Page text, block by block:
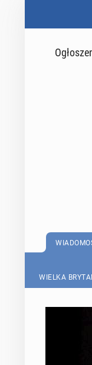
WIELKA